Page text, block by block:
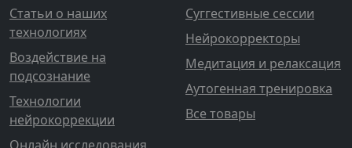
Статьи о наших
технологиях
Воздействие на
подсознание
Технологии
нейрокоррекции
Суггестивные сессии
Нейрокорректоры
Медитация и релаксация
Аутогенная тренировка
Все товары